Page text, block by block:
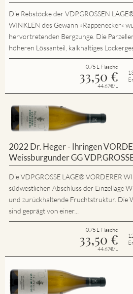
Die Rebstöcke der VDP.GROSSEN
WINKLEN des Gewann »Rappenecker«
hervortretenden Bergzunge. Die
höheren Lössanteil, kalkhaltiges
0.75 L Flasche
33,50 €
44.67€/L
2022 Dr. Heger - Ihringen
Weissburgunder GG
Die VDP.GROSSE LAGE® VORDERER
südwestlichen Abschluss der Einzellage
und zurückhaltende Fruchtstruktur. Die
sind geprägt von einer...
0.75 L Flasche
33,50 €
44.67€/L